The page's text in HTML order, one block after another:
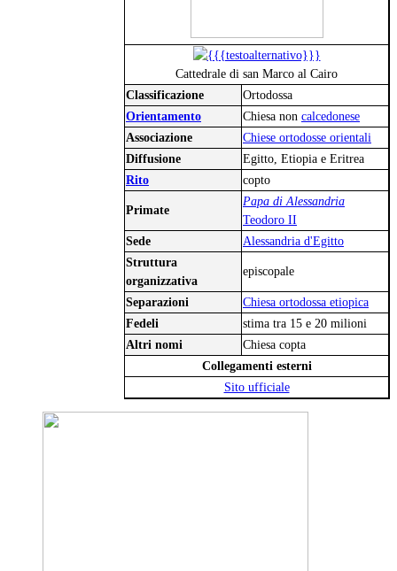
Cattedrale di san Marco al Cairo
Classificazione
Ortodossa
Orientamento
Chiesa non calcedonese
Associazione
Chiese ortodosse orientali
Diffusione
Egitto, Etiopia e Eritrea
Rito
copto
Primate
Papa di Alessandria
Teodoro II
Sede
Alessandria d'Egitto
Struttura
organizzativa
episcopale
Separazioni
Chiesa ortodossa etiopica
Fedeli
stima tra 15 e 20 milioni
Altri nomi
Chiesa copta
Collegamenti esterni
Sito ufficiale